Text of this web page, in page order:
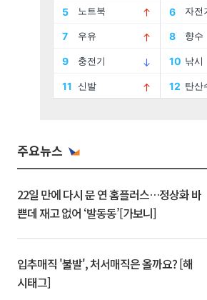
주요뉴스
22일 만에 다시 문 연 홈플러스…정상화 바
쁜데 재고 없어 ‘발동동’[가보니]
입추매직 '불발', 처서매직은 올까요? [해
시태그]